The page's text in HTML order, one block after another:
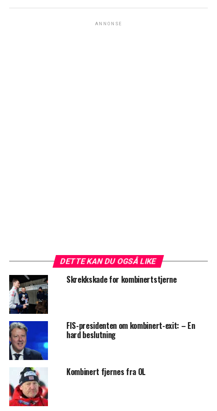
ANNONSE
DETTE KAN DU OGSÅ LIKE
Skrekkskade for kombinertstjerne
FIS-presidenten om kombinert-exit: – En
hard beslutning
Kombinert fjernes fra OL